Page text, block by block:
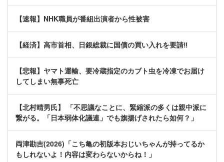
【速報】NHK職員が番組出演者から性被害
【経済】高市首相、日銀総裁に国債の買い入れを要請‼
【悲報】ヤマト運輸、要冷蔵指定のカブト虫を冷凍でお届け
してしまい無事死亡
【北村晴男氏】 「不思議なことに、緊縮派の多くは親中派に
繋がる。「日本弱体化議連」でも旗揚げされたら如何？」
両津勘吉(2026)「こち亀の初版本おじいちゃんが持ってるか
もしれないよ！内容は変わらないからね！」